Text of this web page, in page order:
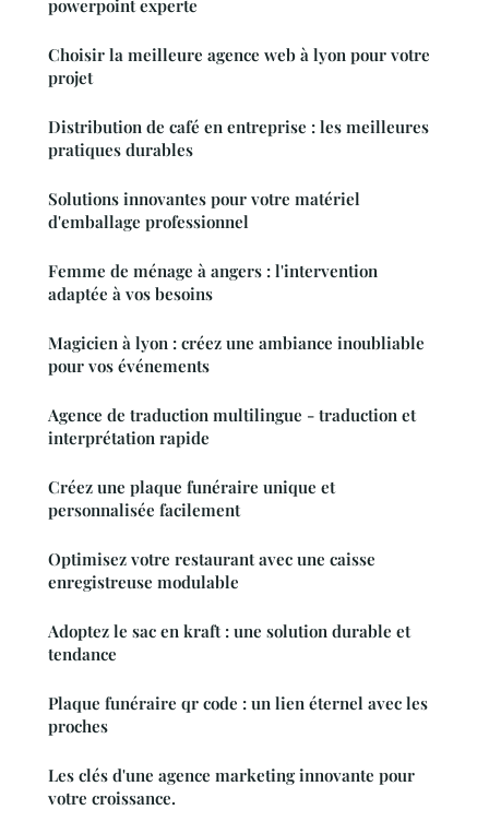
powerpoint experte
Choisir la meilleure agence web à lyon pour votre
projet
Distribution de café en entreprise : les meilleures
pratiques durables
Solutions innovantes pour votre matériel
d'emballage professionnel
Femme de ménage à angers : l'intervention
adaptée à vos besoins
Magicien à lyon : créez une ambiance inoubliable
pour vos événements
Agence de traduction multilingue - traduction et
interprétation rapide
Créez une plaque funéraire unique et
personnalisée facilement
Optimisez votre restaurant avec une caisse
enregistreuse modulable
Adoptez le sac en kraft : une solution durable et
tendance
Plaque funéraire qr code : un lien éternel avec les
proches
Les clés d'une agence marketing innovante pour
votre croissance.